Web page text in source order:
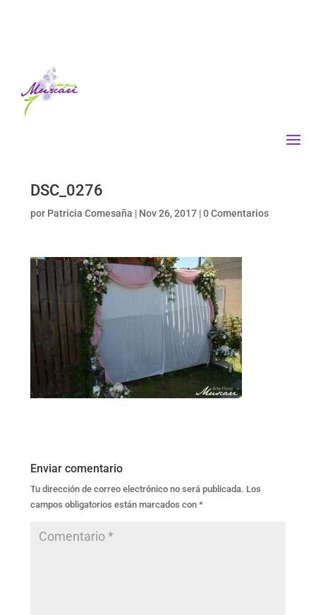
DSC_0276
por Patricia Comesaña | Nov 26, 2017|0 Comentarios
Enviar comentario
Tu dirección de correo electrónico no será publicada. Los
campos obligatorios están marcados con *